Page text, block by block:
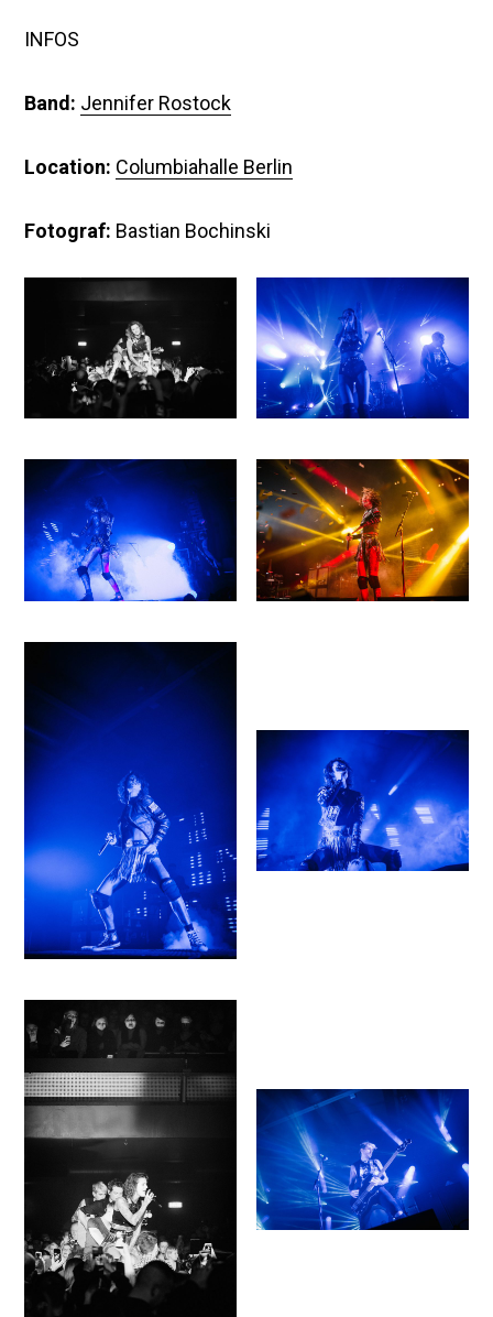
INFOS
Band: Jennifer Rostock
Location: Columbiahalle Berlin
Fotograf: Bastian Bochinski